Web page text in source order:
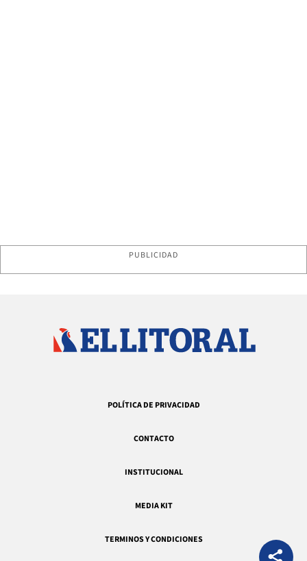
PUBLICIDAD
POLÍTICA DE PRIVACIDAD
CONTACTO
INSTITUCIONAL
MEDIA KIT
TERMINOS Y CONDICIONES